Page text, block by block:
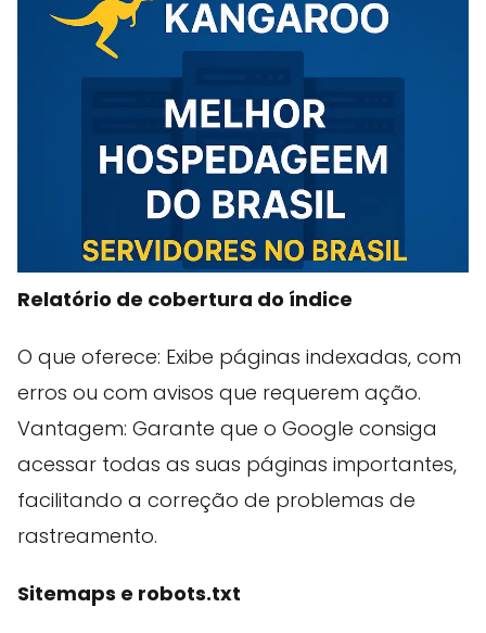
Relatório de cobertura do índice
O que oferece: Exibe páginas indexadas, com
erros ou com avisos que requerem ação.
Vantagem: Garante que o Google consiga
acessar todas as suas páginas importantes,
facilitando a correção de problemas de
rastreamento.
Sitemaps e robots.txt